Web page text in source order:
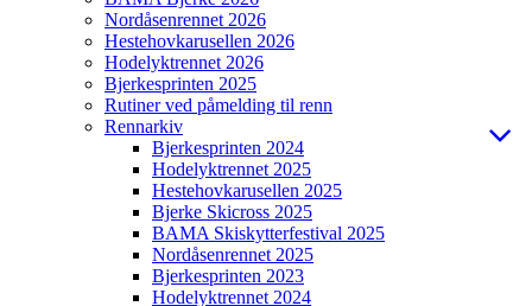
Nordåsenrennet 2026
Hestehovkarusellen 2026
Hodelyktrennet 2026
Bjerkesprinten 2025
Rutiner ved påmelding til renn
Rennarkiv
Bjerkesprinten 2024
Hodelyktrennet 2025
Hestehovkarusellen 2025
Bjerke Skicross 2025
BAMA Skiskytterfestival 2025
Nordåsenrennet 2025
Bjerkesprinten 2023
Hodelyktrennet 2024